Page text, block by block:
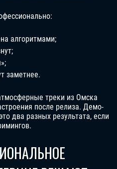
алгоритмами;
заметнее.
треки из Омска
после релиза. Демо-
два разных результата, если